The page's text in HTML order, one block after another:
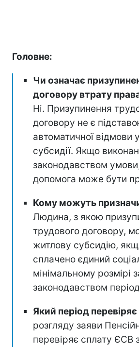
Головне:
Чи означає
договору втрату
Ні. Призупинення
договору не є
автоматичної відмови
субсидії. Якщо
законодавством
допомога може бути
Кому можуть
Людина, з якою
трудового договору,
житлову субсидію,
сплачено єдиний
мінімальному розмірі
законодавством
Який період
розгляду заяви
перевіряє сплату ЄСВ